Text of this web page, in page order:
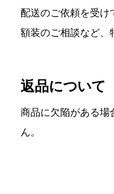
配送のご依頼を受け
額装のご相談など、
返品について
商品に欠陥がある場
ん。